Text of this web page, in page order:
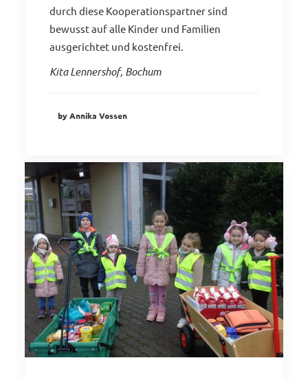
durch diese Kooperationspartner sind
bewusst auf alle Kinder und Familien
ausgerichtet und kostenfrei.
Kita Lennershof, Bochum
by Annika Vossen